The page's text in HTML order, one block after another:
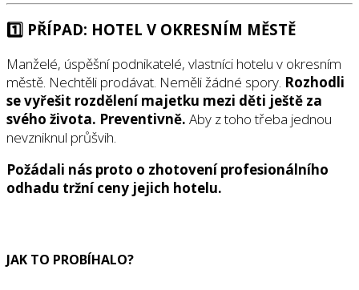
1️ ⃣ PŘÍPAD: HOTEL V OKRESNÍM MĚSTĚ
Manželé, úspěšní podnikatelé, vlastníci hotelu v okresním
městě. Nechtěli prodávat. Neměli žádné spory. Rozhodli
se vyřešit rozdělení majetku mezi děti ještě za
svého života. Preventivně. Aby z toho třeba jednou
nevzniknul průšvih.
Požádali nás proto o zhotovení profesionálního
odhadu tržní ceny jejich hotelu.
JAK TO PROBÍHALO?